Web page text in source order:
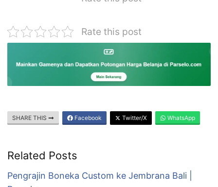
Rate this post
SHARE THIS Facebook Twitter/X WhatsApp
Related Posts
Pengrajin Boneka Custom ke Jembrana Bali |